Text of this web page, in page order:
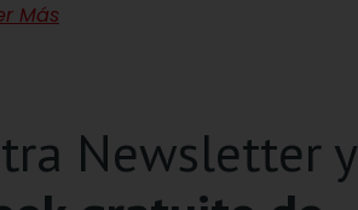
Más
Newsletter y